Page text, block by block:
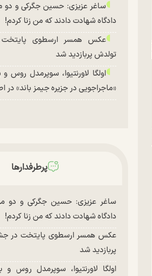
ساغر عزیزی: حسین جگرکی و دو
دادگاه شهادت دادند که من زنا کردم!
عکس همسر ارسطوی
تولدش پربازدید شد
اولگا لاورنتیوا، سوپرمدل روس و
«ماجراجویی در جزیره جیمز باند» در
پرطرفدارها
ساغر عزیزی: حسین جگرکی و دو
دادگاه شهادت دادند که من زنا کردم!
عکس همسر ارسطوی پایتخت در
پربازدید شد
اولگا لاورنتیوا، سوپرمدل روس و